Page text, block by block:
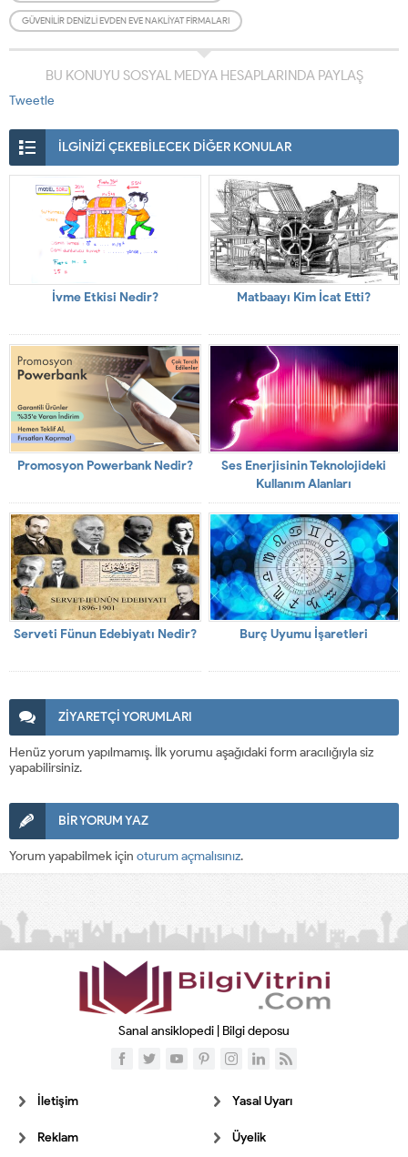
GÜVENILIR DENIZLI EVDEN EVE NAKLIYAT FIRMALARI
BU KONUYU SOSYAL MEDYA HESAPLARINDA PAYLAŞ
Tweetle
İLGİNİZİ ÇEKEBİLECEK DİĞER KONULAR
İvme Etkisi Nedir? Matbaayı Kim İcat Etti?
Promosyon Powerbank Nedir?
Ses Enerjisinin Teknolojideki
Kullanım Alanları
Serveti Fünun Edebiyatı Nedir? Burç Uyumu İşaretleri
ZİYARETÇİ YORUMLARI
Henüz yorum yapılmamış. İlk yorumu aşağıdaki form aracılığıyla siz
yapabilirsiniz.
BİR YORUM YAZ
Yorum yapabilmek için oturum açmalısınız.
Sanal ansiklopedi | Bilgi deposu
İletişim Yasal Uyarı
Reklam Üyelik